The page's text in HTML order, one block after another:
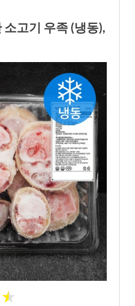
고기 우족 (냉동),
★
★